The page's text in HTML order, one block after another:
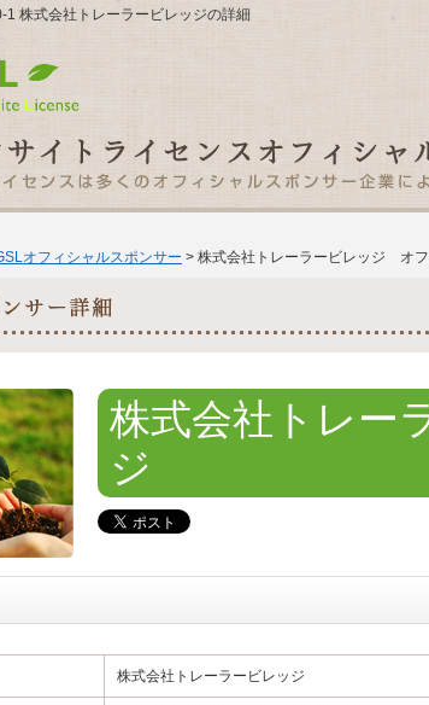
株式会社トレーラービレッジの詳細
オフィシャルスポンサー > 株式会社トレーラービレッジ オ
株式会社トレー
ジ
株式会社トレーラービレッジ